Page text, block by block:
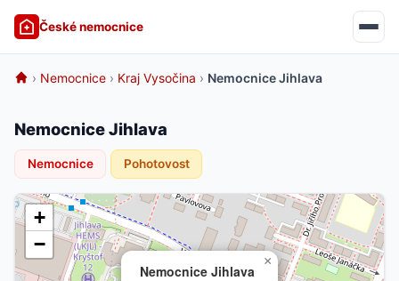
České nemocnice
› Nemocnice › Kraj Vysočina › Nemocnice Jihlava
Nemocnice Jihlava
Nemocnice Pohotovost
Nemocnice Jihlava
×
+
−